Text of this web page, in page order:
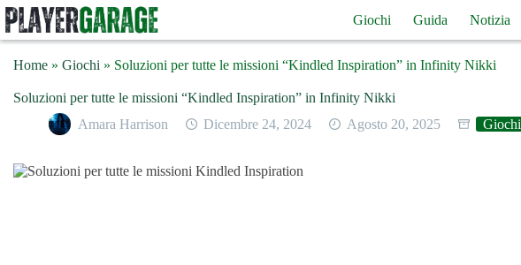
Salta
al
contenuto
Giochi Guida Notizia
Home » Giochi » Soluzioni per tutte le missioni “Kindled Inspiration” in Infinity Nikki
Soluzioni per tutte le missioni “Kindled Inspiration” in Infinity Nikki
Amara Harrison
Dicembre 24, 2024 Agosto 20, 2025 Giochi